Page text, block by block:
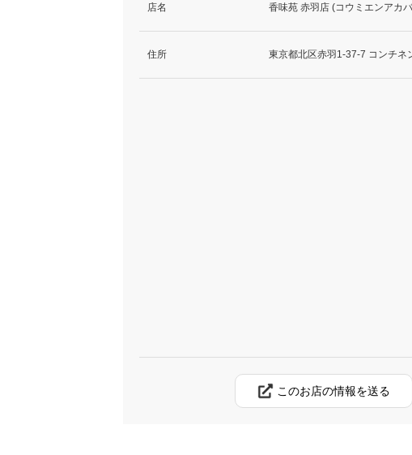
店名 香味苑 赤羽店 (コウミエンアカ
住所 東京都北区赤羽1-37-7 コンチネ
このお店の情報を送る